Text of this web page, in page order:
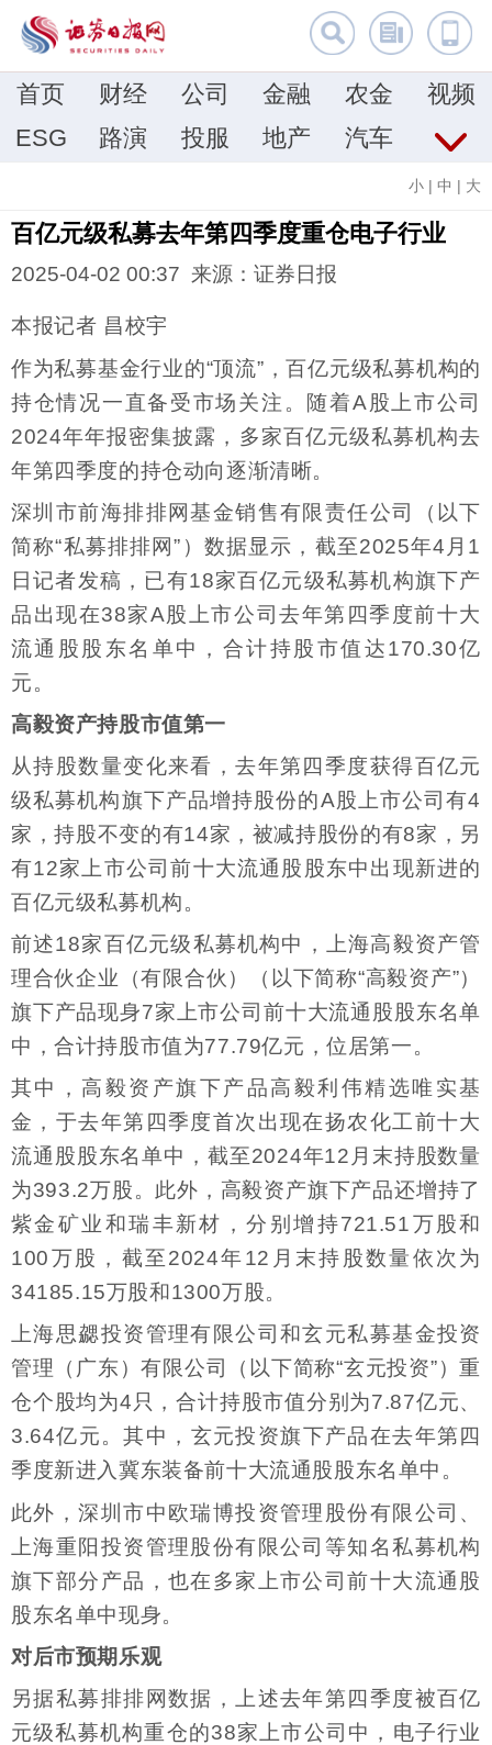
首页 财经 公司 金融 农金
视频
ESG
路演 投服 地产 汽车
小 | 中 | 大
百亿元级私募去年第四季度重仓电子行业
2025-04-02 00:37 来源：证券日报
本报记者 昌校宇
作为私募基金行业的“顶流”，百亿元级私募机构的
持仓情况一直备受市场关注。随着A股上市公司
2024年年报密集披露，多家百亿元级私募机构去
年第四季度的持仓动向逐渐清晰。
深圳市前海排排网基金销售有限责任公司（以下
简称“私募排排网”）数据显示，截至2025年4月1
日记者发稿，已有18家百亿元级私募机构旗下产
品出现在38家A股上市公司去年第四季度前十大
流通股股东名单中，合计持股市值达170.30亿
元。
高毅资产持股市值第一
从持股数量变化来看，去年第四季度获得百亿元
级私募机构旗下产品增持股份的A股上市公司有4
家，持股不变的有14家，被减持股份的有8家，另
有12家上市公司前十大流通股股东中出现新进的
百亿元级私募机构。
前述18家百亿元级私募机构中，上海高毅资产管
理合伙企业（有限合伙）（以下简称“高毅资产”）
旗下产品现身7家上市公司前十大流通股股东名单
中，合计持股市值为77.79亿元，位居第一。
其中，高毅资产旗下产品高毅利伟精选唯实基
金，于去年第四季度首次出现在扬农化工前十大
流通股股东名单中，截至2024年12月末持股数量
为393.2万股。此外，高毅资产旗下产品还增持了
紫金矿业和瑞丰新材，分别增持721.51万股和
100万股，截至2024年12月末持股数量依次为
34185.15万股和1300万股。
上海思勰投资管理有限公司和玄元私募基金投资
管理（广东）有限公司（以下简称“玄元投资”）重
仓个股均为4只，合计持股市值分别为7.87亿元、
3.64亿元。其中，玄元投资旗下产品在去年第四
季度新进入冀东装备前十大流通股股东名单中。
此外，深圳市中欧瑞博投资管理股份有限公司、
上海重阳投资管理股份有限公司等知名私募机构
旗下部分产品，也在多家上市公司前十大流通股
股东名单中现身。
对后市预期乐观
另据私募排排网数据，上述去年第四季度被百亿
元级私募机构重仓的38家上市公司中，电子行业